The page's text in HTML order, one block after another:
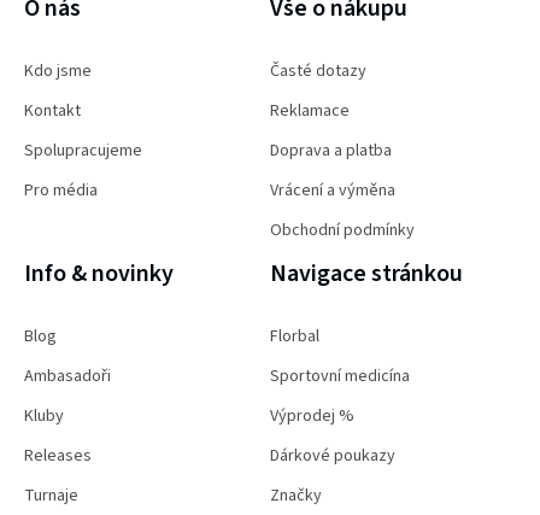
O nás
Kdo jsme
Kontakt
Spolupracujeme
Pro média
Vše o nákupu
Časté dotazy
Reklamace
Doprava a platba
Vrácení a výměna
Obchodní podmínky
Info & novinky
Blog
Ambasadoři
Kluby
Releases
Turnaje
Navigace stránkou
Florbal
Sportovní medicína
Výprodej %
Dárkové poukazy
Značky